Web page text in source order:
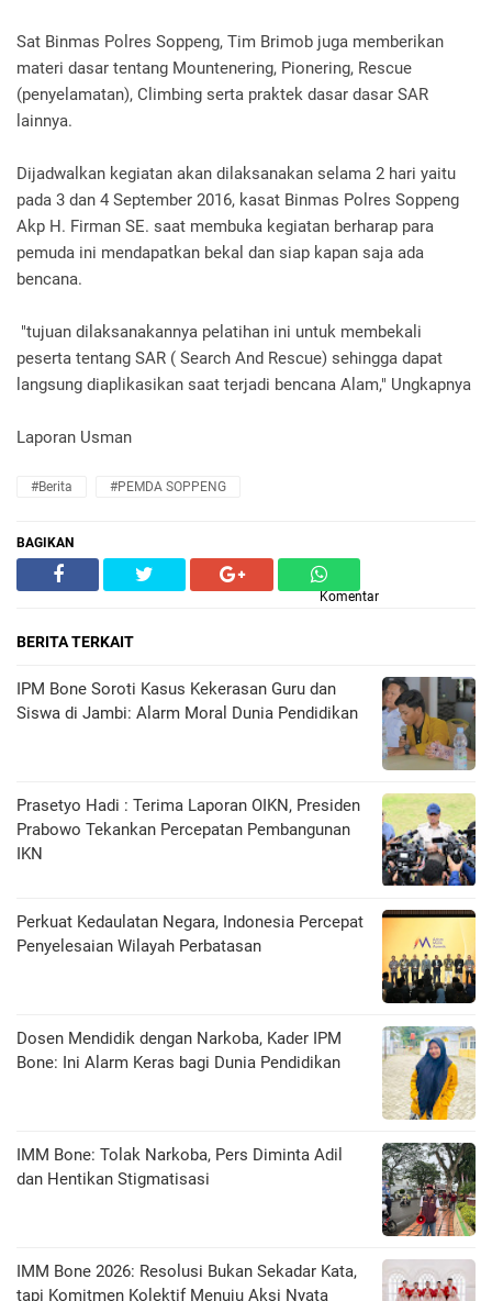
Sat Binmas Polres Soppeng, Tim Brimob juga memberikan
materi dasar tentang Mountenering, Pionering, Rescue
(penyelamatan), Climbing serta praktek dasar dasar SAR
lainnya.
Dijadwalkan kegiatan akan dilaksanakan selama 2 hari yaitu
pada 3 dan 4 September 2016, kasat Binmas Polres Soppeng
Akp H. Firman SE. saat membuka kegiatan berharap para
pemuda ini mendapatkan bekal dan siap kapan saja ada
bencana.
"tujuan dilaksanakannya pelatihan ini untuk membekali
peserta tentang SAR ( Search And Rescue) sehingga dapat
langsung diaplikasikan saat terjadi bencana Alam," Ungkapnya
Laporan Usman
#Berita #PEMDA SOPPENG
BAGIKAN
Komentar
BERITA TERKAIT
IPM Bone Soroti Kasus Kekerasan Guru dan
Siswa di Jambi: Alarm Moral Dunia Pendidikan
Prasetyo Hadi : Terima Laporan OIKN, Presiden
Prabowo Tekankan Percepatan Pembangunan
IKN
Perkuat Kedaulatan Negara, Indonesia Percepat
Penyelesaian Wilayah Perbatasan
Dosen Mendidik dengan Narkoba, Kader IPM
Bone: Ini Alarm Keras bagi Dunia Pendidikan
IMM Bone: Tolak Narkoba, Pers Diminta Adil
dan Hentikan Stigmatisasi
IMM Bone 2026: Resolusi Bukan Sekadar Kata,
tapi Komitmen Kolektif Menuju Aksi Nyata